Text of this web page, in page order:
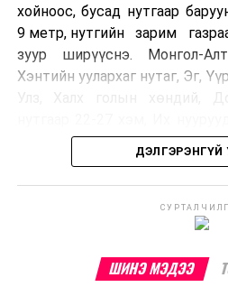
хойноос, бусад нутгаар
9 метр, нутгийн зарим
зуур ширүүснэ. Монгол-
Хэнтийн уулархаг нутаг, Эг,
нутгийн өмнөд хэсгээр 34-39
32 хэм дулаан байна.
УЛААНБААТАР
үүлтэй. Бороо
хойноос
дулаан байна.
ДЭЛГЭРЭНГҮЙ
ШИНЭ МЭДЭЭ